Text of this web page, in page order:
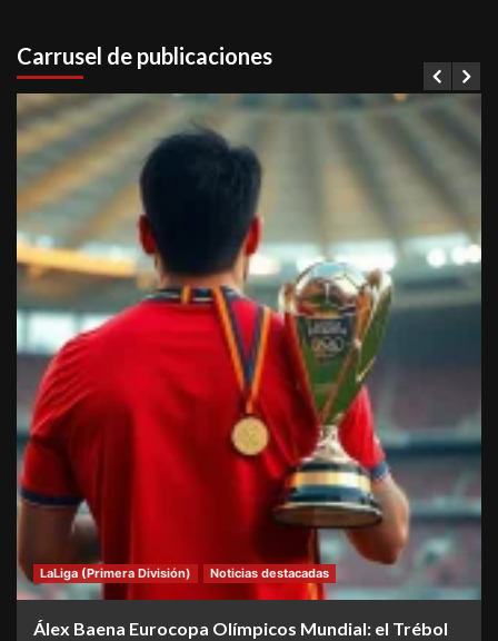
Carrusel de publicaciones
LaLiga (Primera División) Noticias destacadas
Álex Baena Eurocopa Olímpicos Mundial: el Trébol